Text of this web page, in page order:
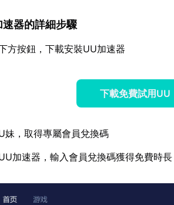
速器的詳細步驟
方按鈕，下載安裝UU加速器
下載免費試用UU
妹，取得專屬會員兌換碼
加速器，輸入會員兌換碼獲得免費時長